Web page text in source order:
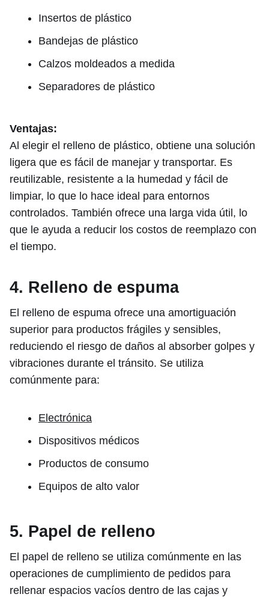
Insertos de plástico
Bandejas de plástico
Calzos moldeados a medida
Separadores de plástico
Ventajas:
Al elegir el relleno de plástico, obtiene una solución
ligera que es fácil de manejar y transportar. Es
reutilizable, resistente a la humedad y fácil de
limpiar, lo que lo hace ideal para entornos
controlados. También ofrece una larga vida útil, lo
que le ayuda a reducir los costos de reemplazo con
el tiempo.
4. Relleno de espuma
El relleno de espuma ofrece una amortiguación
superior para productos frágiles y sensibles,
reduciendo el riesgo de daños al absorber golpes y
vibraciones durante el tránsito. Se utiliza
comúnmente para:
Electrónica
Dispositivos médicos
Productos de consumo
Equipos de alto valor
5. Papel de relleno
El papel de relleno se utiliza comúnmente en las
operaciones de cumplimiento de pedidos para
rellenar espacios vacíos dentro de las cajas y